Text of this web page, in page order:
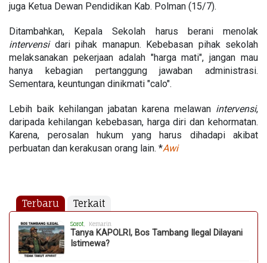
juga Ketua Dewan Pendidikan Kab. Polman (15/7).
Ditambahkan, Kepala Sekolah harus berani menolak
intervensidari pihak manapun. Kebebasan pihak sekolah
melaksanakan pekerjaan adalah "harga mati", jangan mau
hanya kebagian pertanggung jawaban administrasi.
Sementara, keuntungan dinikmati "calo".
Lebih baik kehilangan jabatan karena melawan intervensi,
daripada kehilangan kebebasan, harga diri dan kehormatan.
Karena, perosalan hukum yang harus dihadapi akibat
perbuatan dan kerakusan orang lain. *Awi
Terbaru Terkait
Sorot , Kemarin
Tanya KAPOLRI, Bos Tambang Ilegal Dilayani
Istimewa?